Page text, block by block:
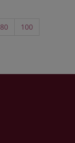
80 100